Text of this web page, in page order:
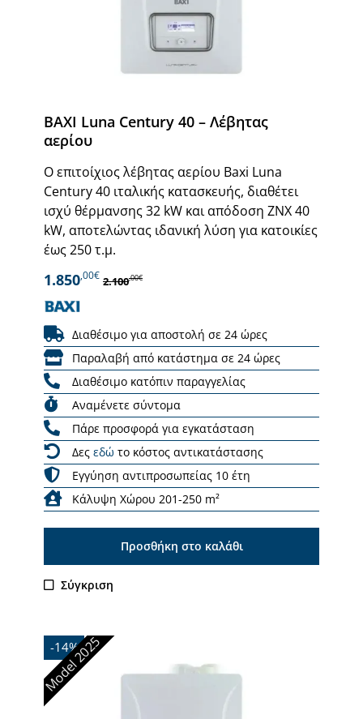
BAXI Luna Century 40 – Λέβητας
αερίου
Ο επιτοίχιος λέβητας αερίου Baxi Luna
Century 40 ιταλικής κατασκευής, διαθέτει
ισχύ θέρμανσης 32 kW και απόδοση ΖΝΧ 40
kW, αποτελώντας ιδανική λύση για κατοικίες
έως 250 τ.μ.
1.850,00€ 2.100,00€
Διαθέσιμο για αποστολή σε 24 ώρες
Παραλαβή από κατάστημα σε 24 ώρες
Διαθέσιμο κατόπιν παραγγελίας
Αναμένετε σύντομα
Πάρε προσφορά για εγκατάσταση
Δες εδώ το κόστος αντικατάστασης
Εγγύηση αντιπροσωπείας 10 έτη
Κάλυψη Χώρου 201-250 m²
Προσθήκη στο καλάθι
Σύγκριση
-14%
Model 2025